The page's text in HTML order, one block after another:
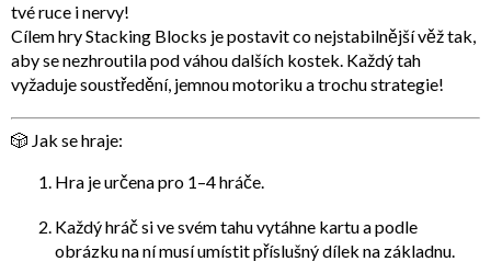
tvé ruce i nervy!
Cílem hryStacking Blocks je postavit co nejstabilnější věž tak,
aby se nezhroutila pod váhou dalších kostek. Každý tah
vyžaduje soustředění, jemnou motoriku a trochu strategie!
🎲 Jak se hraje:
Hra je určena pro 1–4 hráče.
Každý hráč si ve svém tahu vytáhne kartu a podle
obrázku na ní musíumístit příslušný dílek na základnu.